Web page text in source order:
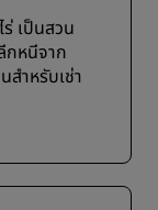
เป็นสวน
กหนีจาก
สำหรับเช่า